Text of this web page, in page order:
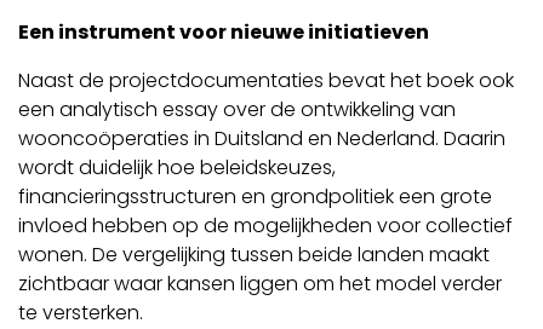
Een instrument voor nieuwe initiatieven
Naast de projectdocumentaties bevat het boek ook
een analytisch essay over de ontwikkeling van
wooncoöperaties in Duitsland en Nederland. Daarin
wordt duidelijk hoe beleidskeuzes,
financieringsstructuren en grondpolitiek een grote
invloed hebben op de mogelijkheden voor collectief
wonen. De vergelijking tussen beide landen maakt
zichtbaar waar kansen liggen om het model verder
te versterken.